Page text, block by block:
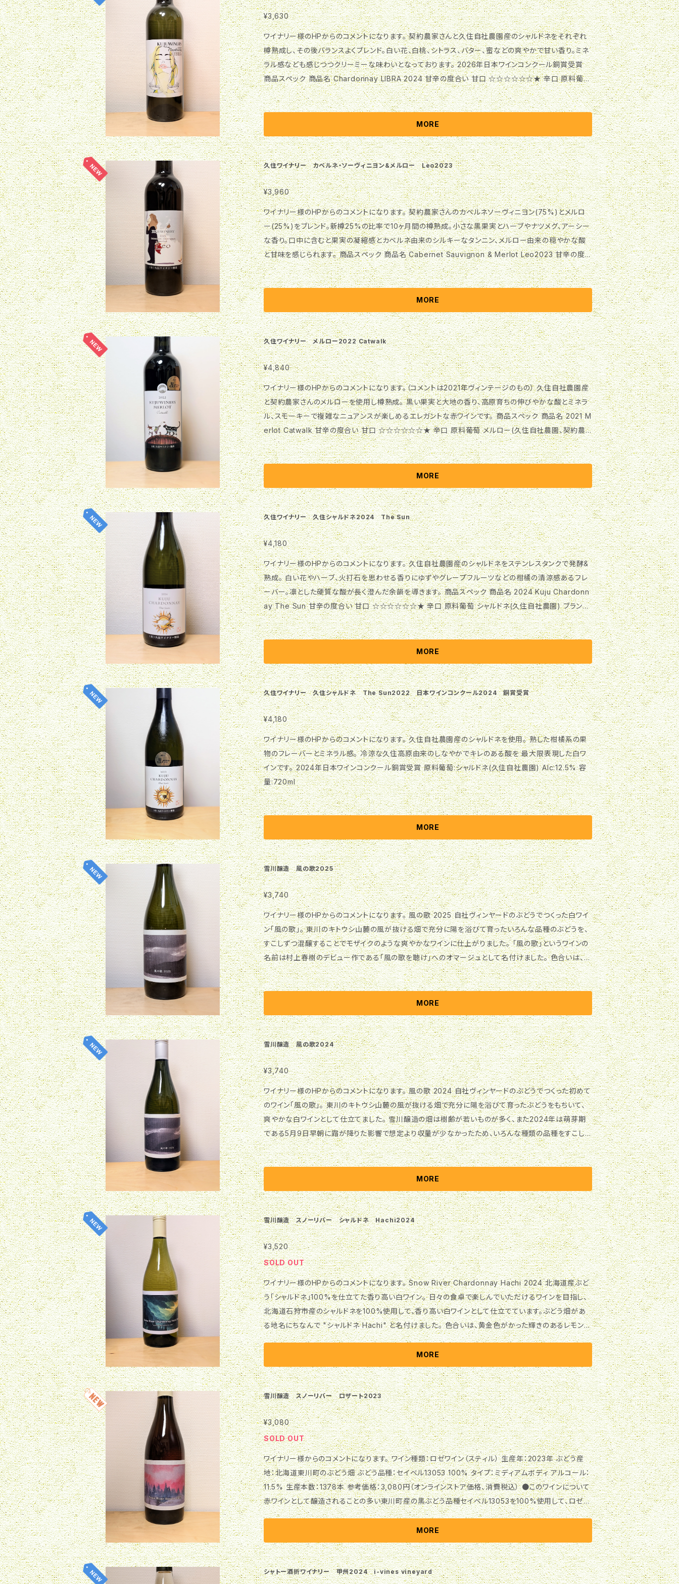
¥3,630
ワイナリー様のHPからのコメントになります。 契約農家さんと久住自社農園産のシャルドネをそれぞれ
樽熟成し、その後バランスよくブレンド。白い花、白桃、シトラス、バター、蜜などの爽やかで甘い香り。ミネ
ラル感なども感じつつクリーミーな味わいとなっております。 2026年日本ワインコンクール銅賞受賞
商品スペック 商品名 Chardonnay LIBRA 2024 甘辛の度合い 甘口 ☆☆☆☆☆☆★ 辛口 原料葡萄
シャルドネ(契約農家) ブランド 黄道12星座シリーズ 受賞履歴 2026年日本ワインコンクール銅賞受賞
栓タイプ コルク Alc度数 12.5％ 内容量 720ml 保存方法 冷蔵(12度-15度) ブランドについて 「黄道12
星座シリーズ」 二つの果実のバランスを司る女神の名は調和の象徴LIBRA（天秤座）。とても星の美しい
久住高原に位置する久住ワイナリーが契約農家さんの葡萄を主体にしてつくった黄道12星座シリーズの
一つです。
MORE
久住ワイナリー カベルネ・ソーヴィニヨン&メルロー Leo2023
¥3,960
ワイナリー様のHPからのコメントになります。 契約農家さんのカベルネソーヴィニヨン(75%)とメルロ
ー(25%)をブレンド。新樽25%の比率で10ヶ月間の樽熟成。小さな黒果実とハーブやナツメグ、アーシー
な香り。口中に含むと果実の凝縮感とカベルネ由来のシルキーなタンニン、メルロー由来の穏やかな酸
と甘味を感じられます。 商品スペック 商品名 Cabernet Sauvignon & Merlot Leo2023 甘辛の度
合い 甘口 ☆☆☆☆☆☆★ 辛口 原料葡萄 カベルネソーヴィニヨン(契約農家)75% メルロー(契約農
家)25% ブランド 黄道12星座シリーズ 受賞履歴 2025年日本ワインコンクール銀賞受賞 栓タイプ コル
ク Alc度数 12.5％ 内容量 720ml 保存方法 冷蔵(12度-15度) ブランドについて 「黄道12星座シリー
ズ」 この紳士の名前はLeo(獅子座)。エレガントで力強さも持った男。久住ワイナリーが契約農家さんの
葡萄を主体にしてつくった黄道12星座シリーズの一つです。
MORE
久住ワイナリー メルロー2022 Catwalk
¥4,840
ワイナリー様のHPからのコメントになります。（コメントは2021年ヴィンテージのもの） 久住自社農園産
と契約農家さんのメルローを使用し樽熟成。 黒い果実と大地の香り、高原育ちの伸びやかな酸とミネラ
ル、スモーキーで複雑なニュアンスが楽しめるエレガントな赤ワインです。 商品スペック 商品名 2021 M
erlot Catwalk 甘辛の度合い 甘口 ☆☆☆☆☆☆★ 辛口 原料葡萄 メルロー(久住自社農園、契約農
家) ブランド 猫シリーズ 受賞履歴 2024日本ワインコンクール銀賞受賞 栓タイプ コルク Alc度数 12.
5％ 内容量 720ml 保存方法 冷蔵(12度-15度) ブランドについて 「猫シリーズ」 「Catwalk」は、いつも
工場の窓から仕込み作業を見守ってくれている2匹のワイナリーキャットに捧げるその年の自信作に冠し
たものです。
MORE
久住ワイナリー 久住シャルドネ2024 The Sun
¥4,180
ワイナリー様のHPからのコメントになります。 久住自社農園産のシャルドネをステンレスタンクで発酵&
熟成。 白い花やハーブ、火打石を思わせる香りにゆずやグレープフルーツなどの柑橘の清涼感あるフレ
ーバー。凛とした硬質な酸が長く澄んだ余韻を導きます。 商品スペック 商品名 2024 Kuju Chardonn
ay The Sun 甘辛の度合い 甘口 ☆☆☆☆☆☆★ 辛口 原料葡萄 シャルドネ(久住自社農園) ブランド
猫シリーズ 受賞履歴 — 栓タイプ コルク Alc度数 12.5％ 内容量 720ml 保存方法 冷蔵(12度-15度)
ブランドについて 「猫シリーズ」 The Sunは「酸」をテーマにしたシリーズ。標高が高く冷涼な久住高原
が育む美しい酸を最大限表現することを追求しました。
MORE
久住ワイナリー 久住シャルドネ The Sun2022 日本ワインコンクール2024 銅賞受賞
¥4,180
ワイナリー様のHPからのコメントになります。 久住自社農園産のシャルドネを使用。 熟した柑橘系の果
物のフレーバーとミネラル感。 冷涼な久住高原由来のしなやかでキレのある酸を 最大限表現した白ワ
インです。 2024年日本ワインコンクール銅賞受賞 原料葡萄:シャルドネ(久住自社農園) Alc:12.5% 容
量:720ml
MORE
雪川醸造 風の歌2025
¥3,740
ワイナリー様のHPからのコメントになります。 風の歌 2025 自社ヴィンヤードのぶどうでつくった白ワイ
ン「風の歌」。 東川のキトウシ山麓の風が抜ける畑で充分に陽を浴びて育ったいろんな品種のぶどうを、
すこしずつ混醸することでモザイクのような爽やかなワインに仕上がりました。 「風の歌」というワインの
名前は村上春樹のデビュー作である「風の歌を聴け」へのオマージュとして名付けました。 色合いは、ほ
んのりベージュがかった淡い麦わら色。 香りは、白い花、青いハーブ、ライム、グレープフルーツ、和梨な
どさまざまなベクトルの香りが混在しています。 味わいは、口に含むと抑制の効いた酸と共に多様な香
りが感じられ、アフターにゆるやかな苦みが残ります。冷やし目の温度（10-12℃）から温度を上げながら
変化を楽しむのがおすすめです。 相性の良いペアリングは、ホタテとズッキーニのコリアンダーソテー、ア
オリイカのセヴィーチェ（すだち）、春菊と豚バラ肉のしらす炒め、などです。 親しい仲間と楽しく食事しな
がら語り合いたい時にぜひお召し上がりください。 ※このワインのテクニカルシートはこちらからダウン
ロードできます。 ワイン種類 白ワイン（スティル） 生産年 2024年 ぶどう産地 北海道東川町のぶどう畑
ぶどう品種 ピノ・グリ 33%、ミュラー・トゥルガウ 24%、ツヴァイゲルト 21%、ピノ・ブラン 9%、バッカス
8%、シルヴァーナー 5% タイプ ミディアムボディ アルコール 12.0% 生産本数 354本
MORE
雪川醸造 風の歌2024
¥3,740
ワイナリー様のHPからのコメントになります。 風の歌 2024 自社ヴィンヤードのぶどうでつくった初めて
のワイン「風の歌」。 東川のキトウシ山麓の風が抜ける畑で充分に陽を浴びて育ったぶどうをもちいて、
爽やかな白ワインとして仕立てました。 雪川醸造の畑は樹齢が若いものが多く、また2024年は萌芽期
である5月9日早朝に霜が降りた影響で想定より収量が少なかったため、いろんな種類の品種をすこしず
つ混醸することでモザイクのようなワインに仕上がりました。 「風の歌」というワインの名前は村上春樹の
デビュー作である「風の歌を聴け」へのオマージュとして名付けました。 色合いは、ほんのりベージュが
ベクトルの香りが混在しています。 味わいは、口に含むと抑制の効いた酸と共に多様な香りが感じられ、
アフターにゆるやかな苦みが残ります。冷やし目の温度（10-12℃）から温度を上げながら変化を楽しむ
のがおすすめです。 相性の良いペアリングは、鯛の木の芽焼き、ゴイ・クオン（ベトナム生春巻き）、春菊と
豚バラ肉の塩炒め、などです。 親しい仲間と楽しく食事しながら語り合いたい時にぜひお召し上がりくだ
さい。 ワイン種類 白ワイン（スティル） 生産年 2024年 ぶどう産地 北海道東川町のぶどう畑 ぶどう品
種 ゲヴェルツトラミネール 26%、ミュラー・トゥルガウ 20%、ソーヴィニヨン・ブラン 20%、シルヴァー
ナー 12%、ピノ・グリ 8%、ツヴァイゲルト 6%、バッカス 4%、ピノ・ブラン 4% タイプ ミディアムボディ
アルコール 12.0% 生産本数 231本
MORE
雪川醸造 スノーリバー シャルドネ Hachi2024
¥3,520
SOLD OUT
ワイナリー様のHPからのコメントになります。 Snow River Chardonnay Hachi 2024 北海道産ぶど
う「シャルドネ」100%を仕立てた香り高い白ワイン。 日々の食卓で楽しんでいただけるワインを目指し、
北海道石狩市産のシャルドネを100%使用して、香り高い白ワインとして仕立てています。ぶどう畑があ
る地名にちなんで "シャルドネ Hachi" と名付けました。 色合いは、黄金色がかった輝きのあるレモンイ
エロー。 香りは、黄桃やはちみつなどの風味がふんわりと立ち上がり、陽の光をたっぷり浴びて育った黄
にクリーミーさが立ち上がり、フィニッシュにミネラル感が漂う余韻が感じられます。 相性の良いペアリ
ングは、スペアリブのバルサミコ酢煮込み、鯖とポテトの柚子胡椒チーズ焼、マグロとアボカドのポン酢マ
ヨネーズサラダなどです。 ワイン種類 白ワイン（スティル） 生産年 2024年 ぶどう産地 北海道石狩市八
幡のぶどう畑 ぶどう品種 シャルドネ 100% タイプ ミディアムボディ アルコール 11.5% 生産本数 906
本
MORE
雪川醸造 スノーリバー ロザート2023
¥3,080
SOLD OUT
ワイナリー様からのコメントになります。 ワイン種類：ロゼワイン（スティル） 生産年：2023年 ぶどう産
地：北海道東川町のぶどう畑 ぶどう品種：セイベル13053 100% タイプ：ミディアムボディ アルコール：
11.5% 生産本数：1378本 参考価格：3,080円（オンラインストア価格、消費税込） ●このワインについて
赤ワインとして醸造されることの多い東川町産の黒ぶどう品種セイベル13053を100%使用して、ロゼワ
インとして仕立てています。 色合いは、これまでのヴィンテージに比べて少し淡く、ややオレンジがかった
リコット、枇杷が感じられます。 味わいはすっきりした酸をベースに、豊かに熟したようなふくよかさのあ
る果実味が感じられ、穏やかですっきりとした旨味がのびやかに持続するアフターテイストです。 12℃前
後でお召し上がるのがおすすめです。 相性の良いペアリングは、豚肉の塩麹焼き、柿とスモークサーモン
MORE
シャトー酒折ワイナリー 甲州2024 i-vines vineyard